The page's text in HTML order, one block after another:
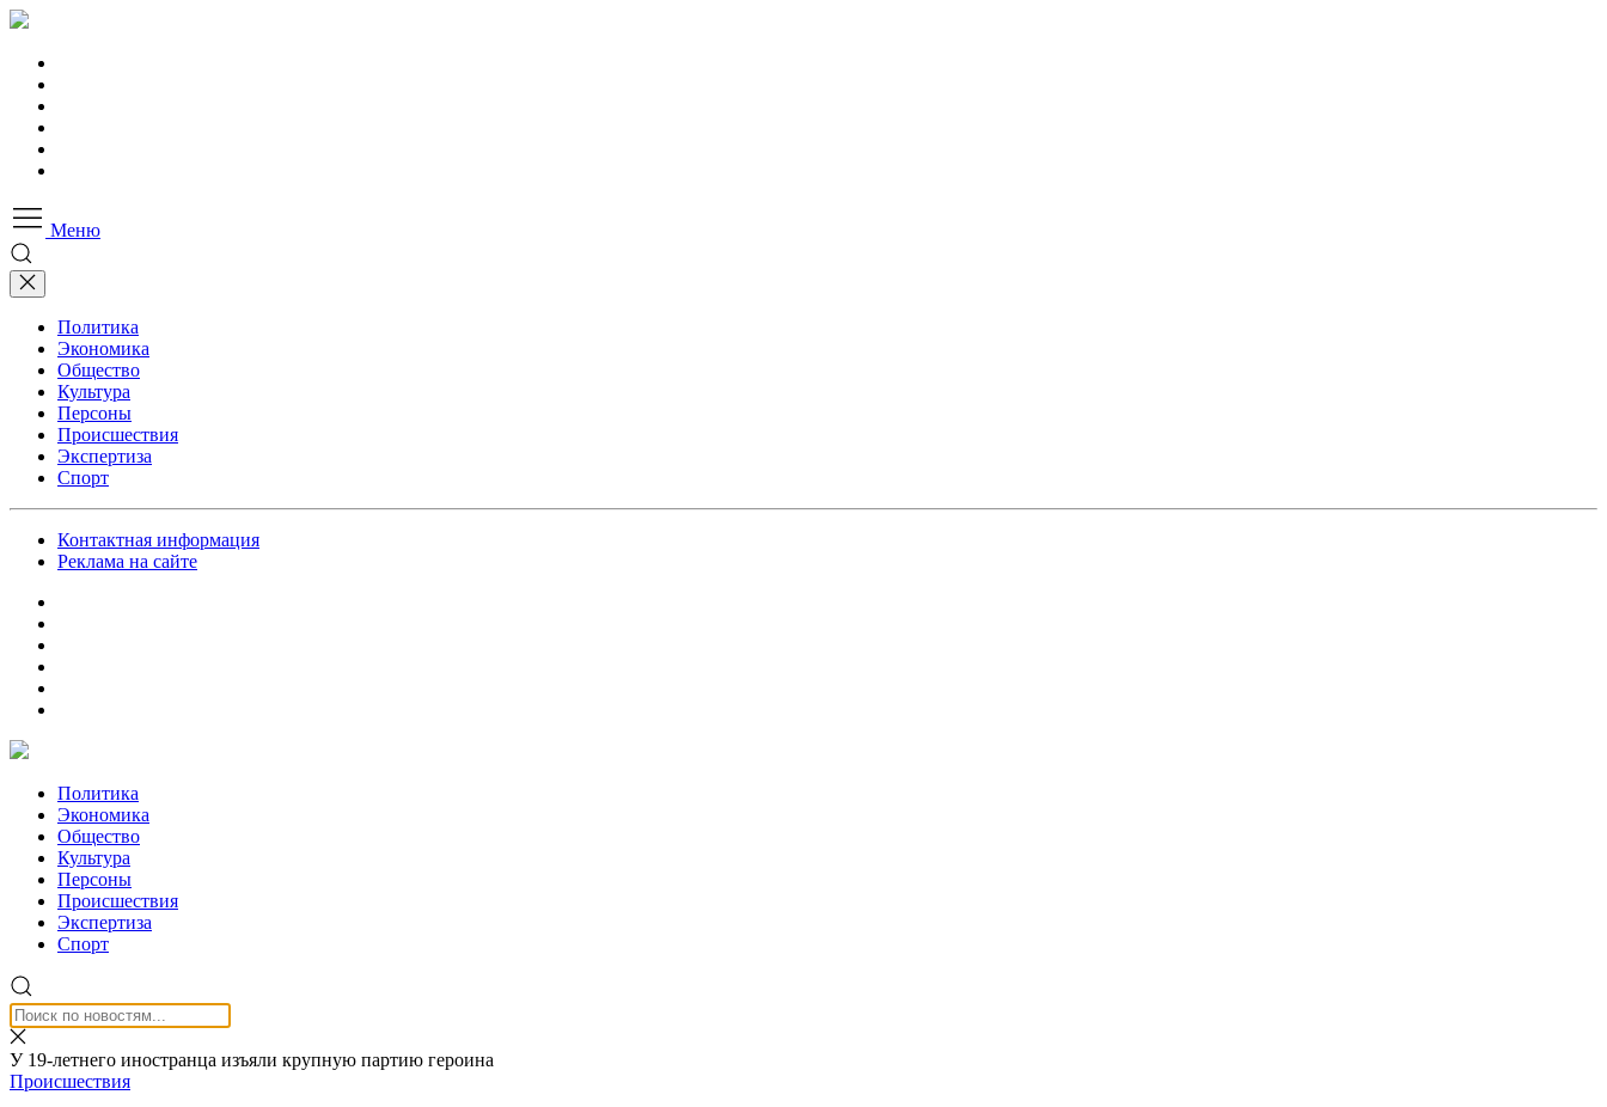
Меню
Политика
Экономика
Общество
Культура
Персоны
Происшествия
Экспертиза
Спорт
Контактная информация
Реклама на сайте
Политика
Экономика
Общество
Культура
Персоны
Происшествия
Экспертиза
Спорт
У 19-летнего иностранца изъяли крупную партию героина
Происшествия